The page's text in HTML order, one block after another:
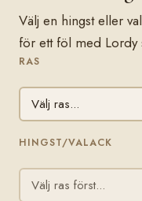
Välj en hingst eller
för ett föl med Lordy
RAS
HINGST/VALACK